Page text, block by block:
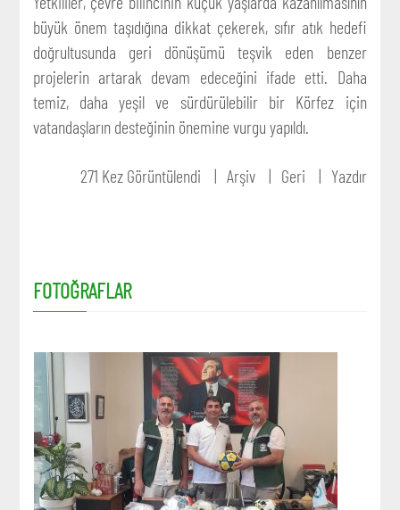
büyük önem taşıdığına dikkat çekerek, sıfır atık hedefi
doğrultusunda geri dönüşümü teşvik eden benzer
projelerin artarak devam edeceğini ifade etti. Daha
temiz, daha yeşil ve sürdürülebilir bir Körfez için
vatandaşların desteğinin önemine vurgu yapıldı.
271 Kez Görüntülendi Arşiv Geri Yazdır
FOTOĞRAFLAR